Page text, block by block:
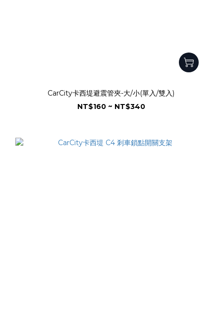
CarCity卡西堤避震管夾-大/小(單入/雙入)
NT$160 ~ NT$340